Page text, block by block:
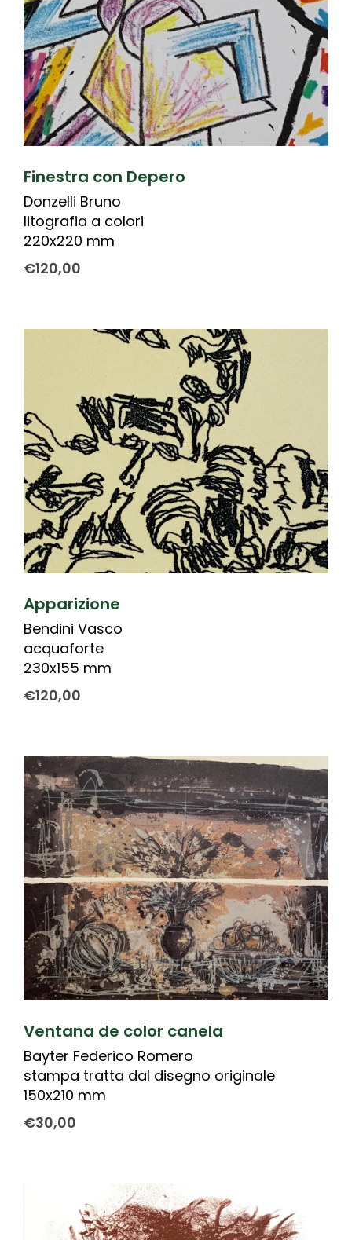
Finestra con Depero
Donzelli Bruno
litografia a colori
220x220 mm
€120,00
Apparizione
Bendini Vasco
acquaforte
230x155 mm
€120,00
Ventana de color canela
Bayter Federico Romero
stampa tratta dal disegno originale
150x210 mm
€30,00